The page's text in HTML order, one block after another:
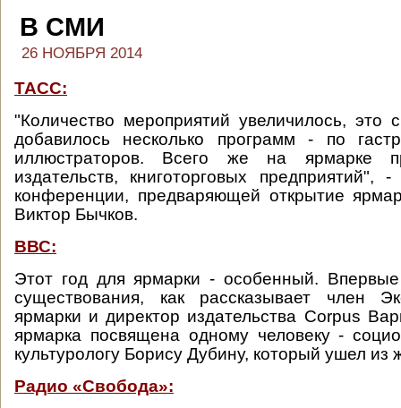
В СМИ
26 НОЯБРЯ 2014
ТАСС:
"Количество мероприятий увеличилось, это
добавилось несколько программ - по
иллюстраторов. Всего же на ярмарке
издательств, книготорговых предприятий",
конференции, предваряющей открытие
Виктор Бычков.
ВВС:
Этот год для ярмарки - особенный.
существования, как рассказывает член
ярмарки и директор издательства Corpus
ярмарка посвящена одному человеку -
культурологу Борису Дубину, который ушел из
Радио «Свобода»: